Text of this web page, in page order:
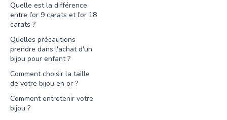
Quelle est la différence
entre l’or 9 carats et l’or 18
carats ?
Quelles précautions
prendre dans l'achat d'un
bijou pour enfant ?
Comment choisir la taille
de votre bijou en or ?
Comment entretenir votre
bijou ?